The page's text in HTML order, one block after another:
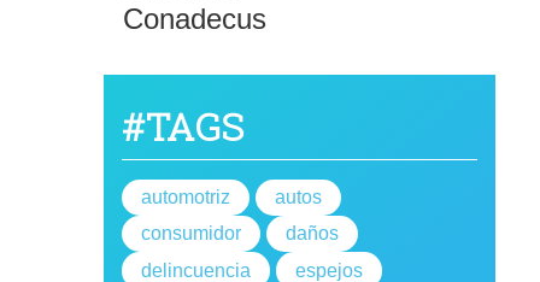
Conadecus
#TAGS
automotriz
autos
consumidor
daños
delincuencia
espejos